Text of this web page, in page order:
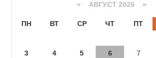
« АВГУСТ 2026 »
ПН ВТ СР ЧТ ПТ
3
4 5 6 7